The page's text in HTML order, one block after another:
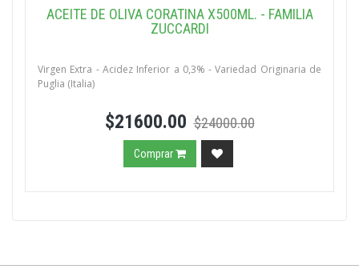
ACEITE DE OLIVA CORATINA X500ML. - FAMILIA
ZUCCARDI
Virgen Extra - Acidez Inferior a 0,3% - Variedad Originaria de
Puglia (Italia)
$21600.00 $24000.00
Comprar